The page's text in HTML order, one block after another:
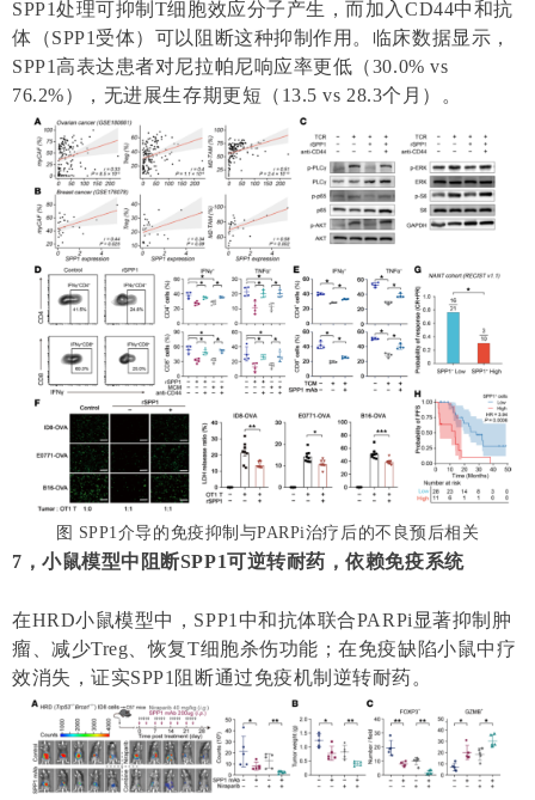
SPP1处理可抑制T细胞效应分子产生，而加入CD44中和抗
体（SPP1受体）可以阻断这种抑制作用 。临床数据显示，
SPP1高表达患者对尼拉帕尼响应率更低（30.0% vs
76.2%），无进展生存期更短（13.5 vs 28.3个月）。
图 SPP1介导的免疫抑制与PARPi治疗后的不良预后相关
7，小鼠模型中阻断SPP1可逆转耐药，依赖免疫系统
在HRD小鼠模型中，SPP1中和抗体联合PARPi显著抑制肿
瘤、减少Treg、恢复T细胞杀伤功能；在免疫缺陷小鼠中疗
效消失，证实SPP1阻断通过免疫机制逆转耐药。